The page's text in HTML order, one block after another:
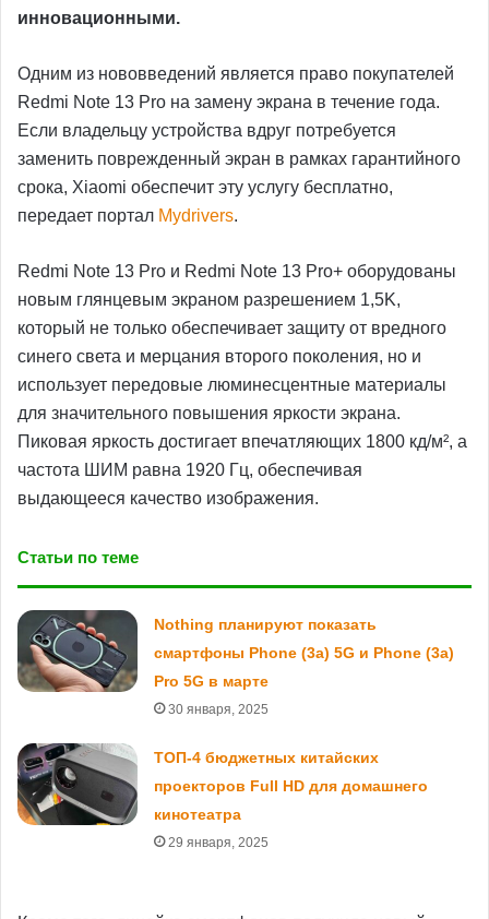
инновационными.
Одним из нововведений является право покупателей
Redmi Note 13 Pro на замену экрана в течение года.
Если владельцу устройства вдруг потребуется
заменить поврежденный экран в рамках гарантийного
срока, Xiaomi обеспечит эту услугу бесплатно,
передает портал Mydrivers.
Redmi Note 13 Pro и Redmi Note 13 Pro+ оборудованы
новым глянцевым экраном разрешением 1,5K,
который не только обеспечивает защиту от вредного
синего света и мерцания второго поколения, но и
использует передовые люминесцентные материалы
для значительного повышения яркости экрана.
Пиковая яркость достигает впечатляющих 1800 кд/м², а
частота ШИМ равна 1920 Гц, обеспечивая
выдающееся качество изображения.
Статьи по теме
Nothing планируют показать
смартфоны Phone (3a) 5G и Phone (3a)
Pro 5G в марте
30 января, 2025
ТОП-4 бюджетных китайских
проекторов Full HD для домашнего
кинотеатра
29 января, 2025